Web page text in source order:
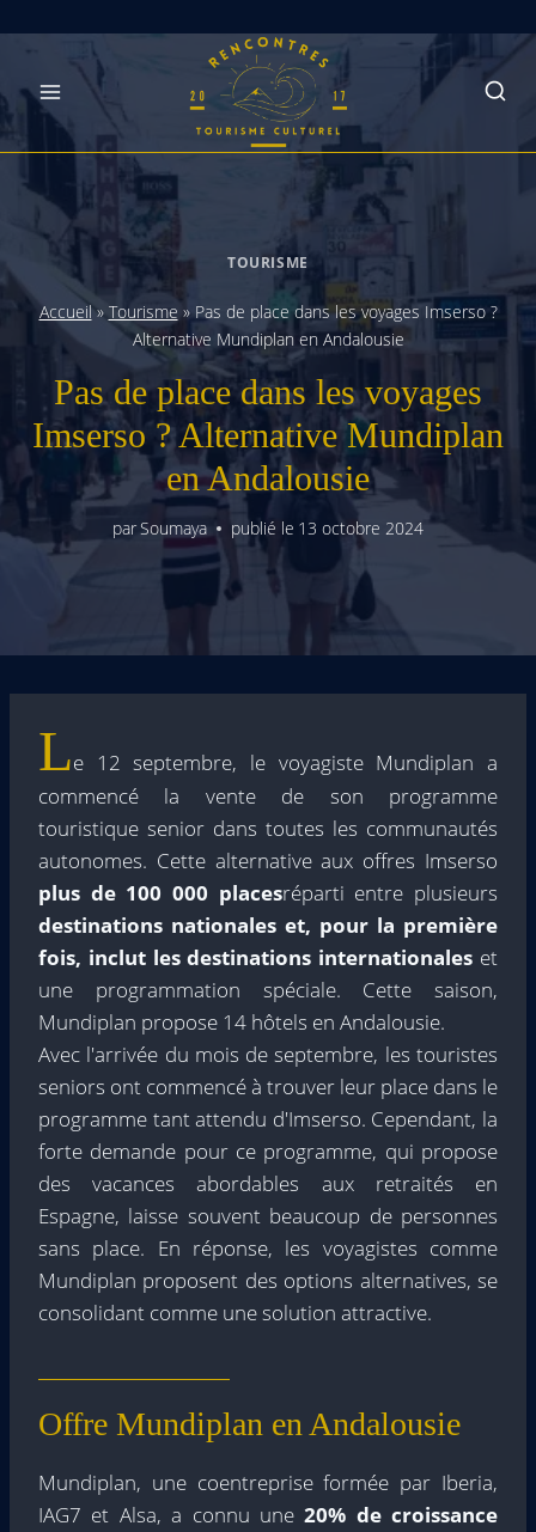
content
TOURISME
Accueil» Tourisme » Pas de place dans les voyages Imserso ?
Alternative Mundiplan en Andalousie
Pas de place dans les voyages
Imserso ? Alternative Mundiplan
en Andalousie
parSoumaya publié le 13 octobre 2024
Le 12 septembre, le voyagiste Mundiplan a
commencé la vente de son programme
touristique senior dans toutes les communautés
autonomes. Cette alternative aux offres Imserso
plus de 100 000 placesréparti entre plusieurs
destinations nationales et, pour la première
fois, inclut les destinations internationales et
une programmation spéciale. Cette saison,
Mundiplan propose 14 hôtels en Andalousie.
Avec l'arrivée du mois de septembre, les touristes
seniors ont commencé à trouver leur place dans le
programme tant attendu d'Imserso. Cependant, la
forte demande pour ce programme, qui propose
des vacances abordables aux retraités en
Espagne, laisse souvent beaucoup de personnes
sans place. En réponse, les voyagistes comme
Mundiplan proposent des options alternatives, se
consolidant comme une solution attractive.
Offre Mundiplan en Andalousie
Mundiplan, une coentreprise formée par Iberia,
IAG7 et Alsa, a connu une20% de croissance